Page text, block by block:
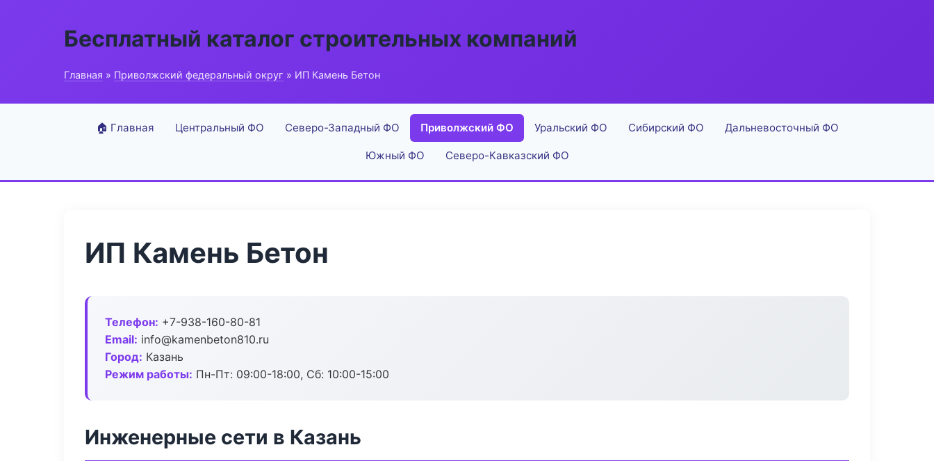
Бесплатный каталог строительных компаний
Главная » Приволжский федеральный округ » ИП Камень Бетон
🏠 Главная Центральный ФО Северо-Западный ФО Приволжский ФО Уральский ФО Сибирский ФО Дальневосточный ФО
Южный ФО Северо-Кавказский ФО
ИП Камень Бетон
Телефон: +7-938-160-80-81
Email: info@kamenbeton810.ru
Город: Казань
Режим работы: Пн-Пт: 09:00-18:00, Сб: 10:00-15:00
Инженерные сети в Казань